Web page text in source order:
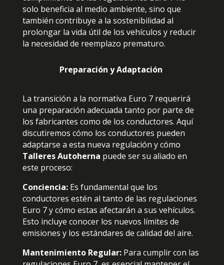
solo beneficia al medio ambiente, sino que
también contribuye a la sostenibilidad al
prolongar la vida útil de los vehículos y reducir
la necesidad de reemplazo prematuro.
Preparación y Adaptación
La transición a la normativa Euro 7 requerirá
una preparación adecuada tanto por parte de
los fabricantes como de los conductores. Aquí
discutiremos cómo los conductores pueden
adaptarse a esta nueva regulación y cómo
Talleres Autoherna puede ser su aliado en
este proceso:
Conciencia:Es fundamental que los
conductores estén al tanto de las regulaciones
Euro 7 y cómo estas afectarán a sus vehículos.
Esto incluye conocer los nuevos límites de
emisiones y los estándares de calidad del aire.
Mantenimiento Regular:Para cumplir con las